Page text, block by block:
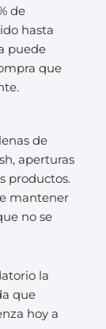
de
hasta
puede
que
de
aperturas
productos.
mantener
no se
la
que
hoy a